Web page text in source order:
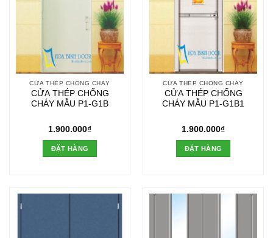
CỬA THÉP CHỐNG CHÁY
CỬA THÉP CHỐNG
CHÁY MẪU P1-G1B
1.900.000₫
ĐẶT HÀNG
CỬA THÉP CHỐNG CHÁY
CỬA THÉP CHỐNG
CHÁY MẪU P1-G1B1
1.900.000₫
ĐẶT HÀNG